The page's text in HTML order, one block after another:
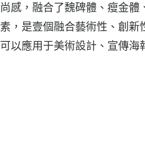
尚感，融合了魏碑體、瘦金體
素，是壹個融合藝術性、創新
可以應用于美術設計、宣傳海